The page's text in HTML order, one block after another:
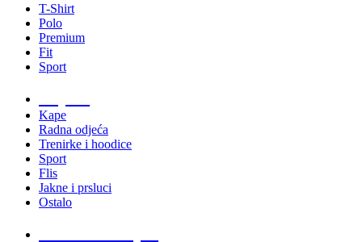
T-Shirt
Polo
Premium
Fit
Sport
Kape
Radna odjeća
Trenirke i hoodice
Sport
Flis
Jakne i prsluci
Ostalo